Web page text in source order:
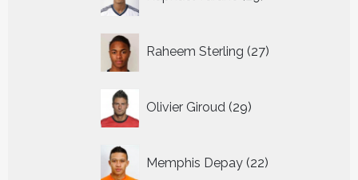
producten
Raheem Sterling 27
producten
Olivier Giroud 29
producten
Memphis Depay 22
producten